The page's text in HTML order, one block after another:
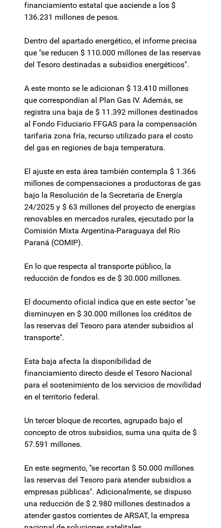
financiamiento estatal que asciende a los $
136.231 millones de pesos.
Dentro del apartado energético, el informe precisa
que "se reducen $ 110.000 millones de las reservas
del Tesoro destinadas a subsidios energéticos".
A este monto se le adicionan $ 13.410 millones
que correspondían al Plan Gas IV. Además, se
registra una baja de $ 11.392 millones destinados
al Fondo Fiduciario FFGAS para la compensación
tarifaria zona fría, recurso utilizado para el costo
del gas en regiones de baja temperatura.
El ajuste en esta área también contempla $ 1.366
millones de compensaciones a productoras de gas
bajo la Resolución de la Secretaría de Energía
24/2025 y $ 63 millones del proyecto de energías
renovables en mercados rurales, ejecutado por la
Comisión Mixta Argentina-Paraguaya del Río
Paraná (COMIP).
En lo que respecta al transporte público, la
reducción de fondos es de $ 30.000 millones.
El documento oficial indica que en este sector "se
disminuyen en $ 30.000 millones los créditos de
las reservas del Tesoro para atender subsidios al
transporte".
Esta baja afecta la disponibilidad de
financiamiento directo desde el Tesoro Nacional
para el sostenimiento de los servicios de movilidad
en el territorio federal.
Un tercer bloque de recortes, agrupado bajo el
concepto de otros subsidios, suma una quita de $
57.591 millones.
En este segmento, "se recortan $ 50.000 millones
las reservas del Tesoro para atender subsidios a
empresas públicas". Adicionalmente, se dispuso
una reducción de $ 2.980 millones destinados a
atender gastos corrientes de ARSAT, la empresa